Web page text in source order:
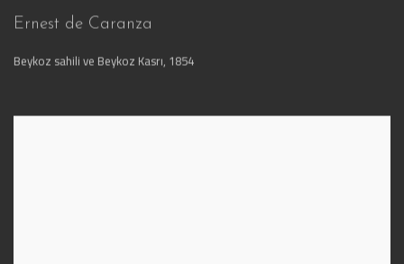
Ernest de Caranza
Beykoz sahili ve Beykoz Kasrı, 1854